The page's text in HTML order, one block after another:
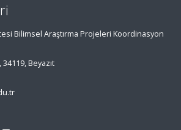
Bilimsel Araştırma Projeleri Koordinasyon
Beyazıt